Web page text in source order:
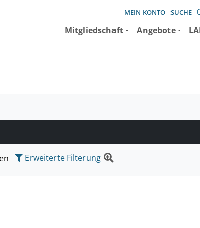
MEIN KONTO SUCHE
Mitgliedschaft Angebote
wollen.Erweiterte Filterung